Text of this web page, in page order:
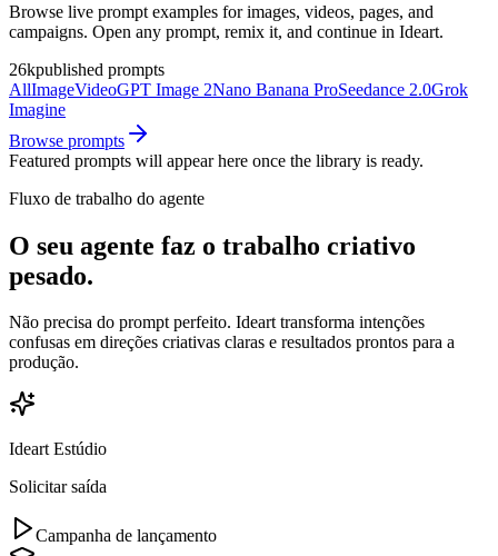
Browse live prompt examples for images, videos, pages, and
campaigns. Open any prompt, remix it, and continue in Ideart.
26kpublished prompts
AllImageVideoGPT Image 2Nano Banana ProSeedance 2.0Grok
Imagine
Browse prompts
Featured prompts will appear here once the library is ready.
Fluxo de trabalho do agente
O seu agente faz o trabalho criativo
pesado.
Não precisa do prompt perfeito. Ideart transforma intenções
confusas em direções criativas claras e resultados prontos para a
produção.
Ideart Estúdio
Solicitar saída
Campanha de lançamento